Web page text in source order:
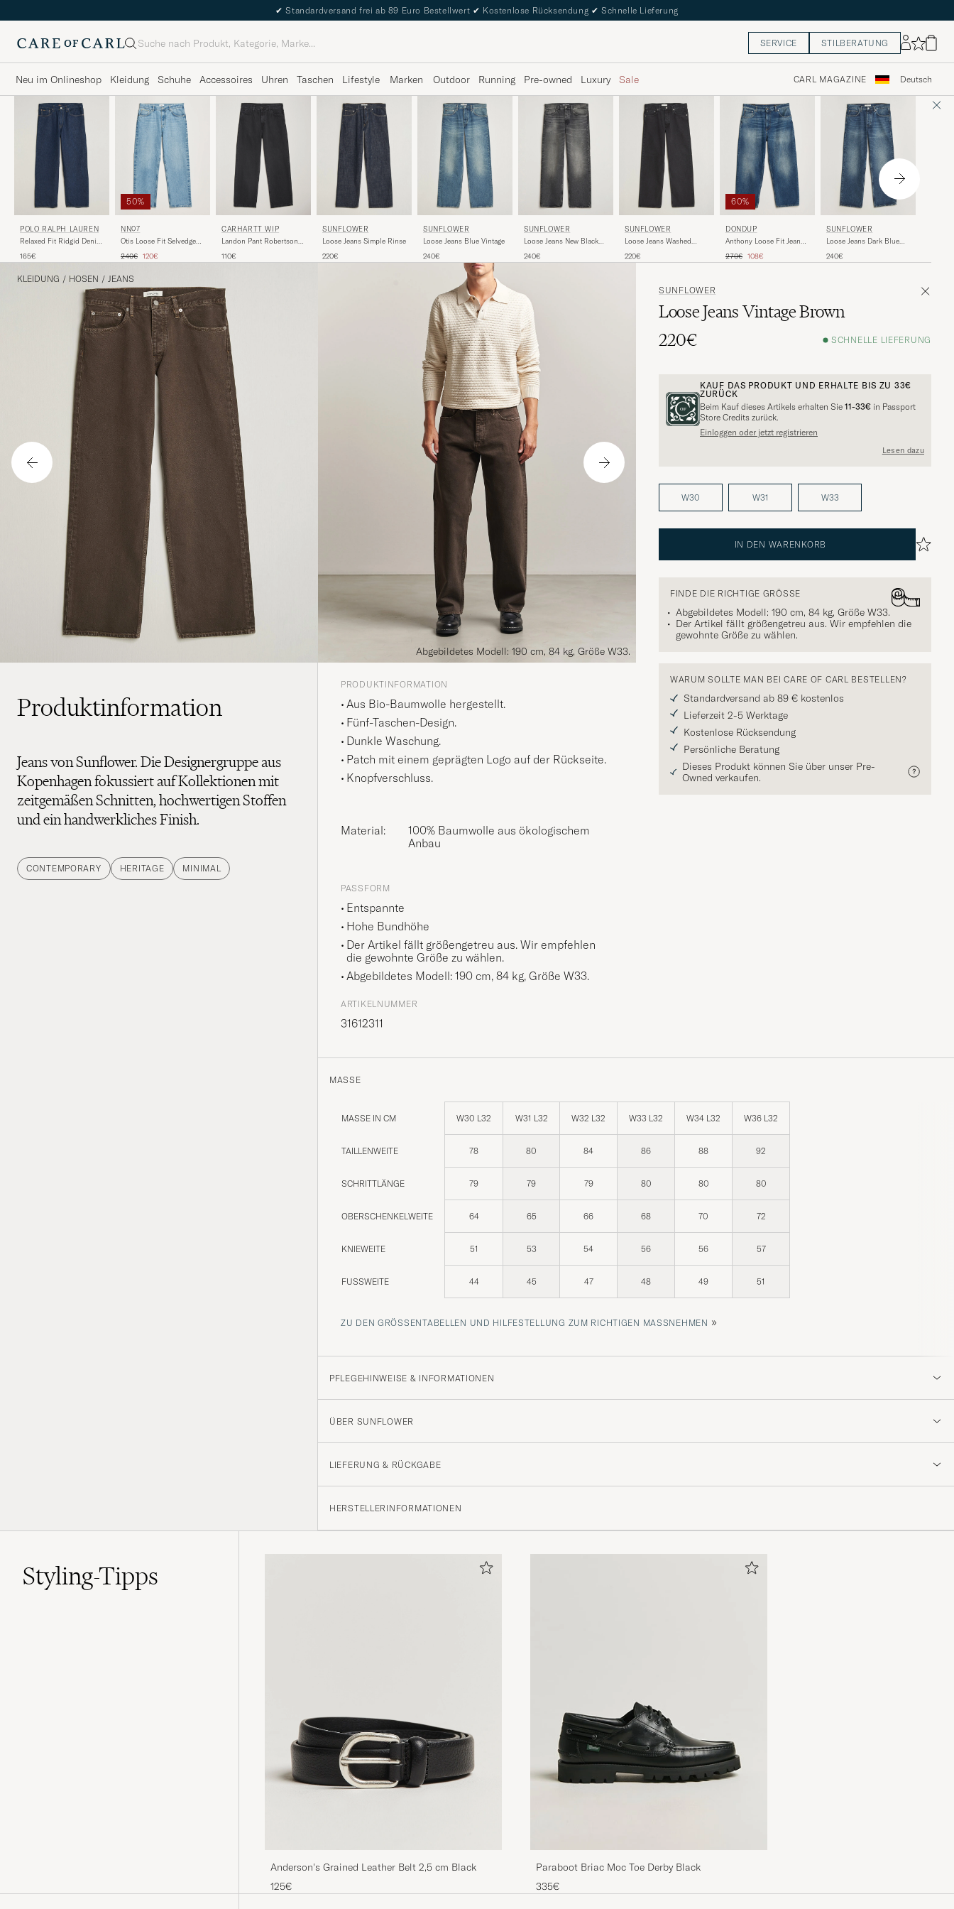
✔ Standardversand frei ab 89 Euro Bestellwert ✔ Kostenlose Rücksendung ✔ Schnelle Lieferung
Suche SERVICE STILBERATUNG
Neu im Onlineshop Kleidung Schuhe Accessoires Uhren Taschen Lifestyle Marken Outdoor Running Pre-owned Luxury Sale CARL MAGAZINE Deutsch
POLO RALPH LAUREN
Relaxed Fit Ridgid Denim
165€
50%
NN07
Otis Loose Fit Selvedge
Regulärer Preis
240€ Reduzierter Preis
120€
CARHARTT WIP
Landon Pant Robertson
Washed
110€
SUNFLOWER
Loose Jeans Simple Rinse
220€
SUNFLOWER
Loose Jeans Blue Vintage
240€
SUNFLOWER
Loose Jeans New Black
240€
SUNFLOWER
Loose Jeans Washed
220€
60%
DONDUP
Anthony Loose Fit Jeans
Regulärer Preis
270€ Reduzierter Preis
108€
SUNFLOWER
Loose Jeans Dark Blue
240€
KLEIDUNG / HOSEN / JEANS
Abgebildetes Modell: 190 cm, 84 kg, Größe W33.
SUNFLOWER
Loose Jeans Vintage Brown
220€
SCHNELLE LIEFERUNG
KAUF DAS PRODUKT UND ERHALTE BIS ZU 33€
ZURÜCK
Beim Kauf dieses Artikels erhalten Sie 11-33€ in Passport
Store Credits zurück.
Einloggen oder jetzt registrieren
Lesen dazu
W30 W31 W33
IN DEN WARENKORB
FINDE DIE RICHTIGE GRÖSSE
Abgebildetes Modell: 190 cm, 84 kg, Größe W33.
Der Artikel fällt größengetreu aus. Wir empfehlen die
gewohnte Größe zu wählen.
WARUM SOLLTE MAN BEI CARE OF CARL BESTELLEN?
Standardversand ab 89 € kostenlos
Lieferzeit 2-5 Werktage
Kostenlose Rücksendung
Persönliche Beratung
Dieses Produkt können Sie über unser Pre-
Owned verkaufen.
Produktinformation
Jeans von Sunflower. Die Designergruppe aus
Kopenhagen fokussiert auf Kollektionen mit
zeitgemäßen Schnitten, hochwertigen Stoffen
und ein handwerkliches Finish.
CONTEMPORARY HERITAGE MINIMAL
PRODUKTINFORMATION
Aus Bio-Baumwolle hergestellt.
Fünf-Taschen-Design.
Dunkle Waschung.
Patch mit einem geprägten Logo auf der Rückseite.
Knopfverschluss.
Material:
100% Baumwolle aus ökologischem
Anbau
PASSFORM
Entspannte
Hohe Bundhöhe
Der Artikel fällt größengetreu aus. Wir empfehlen
die gewohnte Größe zu wählen.
Abgebildetes Modell: 190 cm, 84 kg, Größe W33.
ARTIKELNUMMER
31612311
MASSE
MASSE IN CM W30 L32 W31 L32 W32 L32 W33 L32 W34 L32 W36 L32
TAILLENWEITE 78 80 84 86 88 92
SCHRITTLÄNGE 79 79 79 80 80 80
OBERSCHENKELWEITE 64 65 66 68 70 72
KNIEWEITE 51 53 54 56 56 57
FUSSWEITE 44 45 47 48 49 51
ZU DEN GRÖSSENTABELLEN UND HILFESTELLUNG ZUM RICHTIGEN MASSNEHMEN »
PFLEGEHINWEISE & INFORMATIONEN
ÜBER SUNFLOWER
LIEFERUNG & RÜCKGABE
HERSTELLERINFORMATIONEN
Styling-Tipps
Anderson's Grained Leather Belt 2,5 cm Black
125€
Paraboot Briac Moc Toe Derby Black
335€